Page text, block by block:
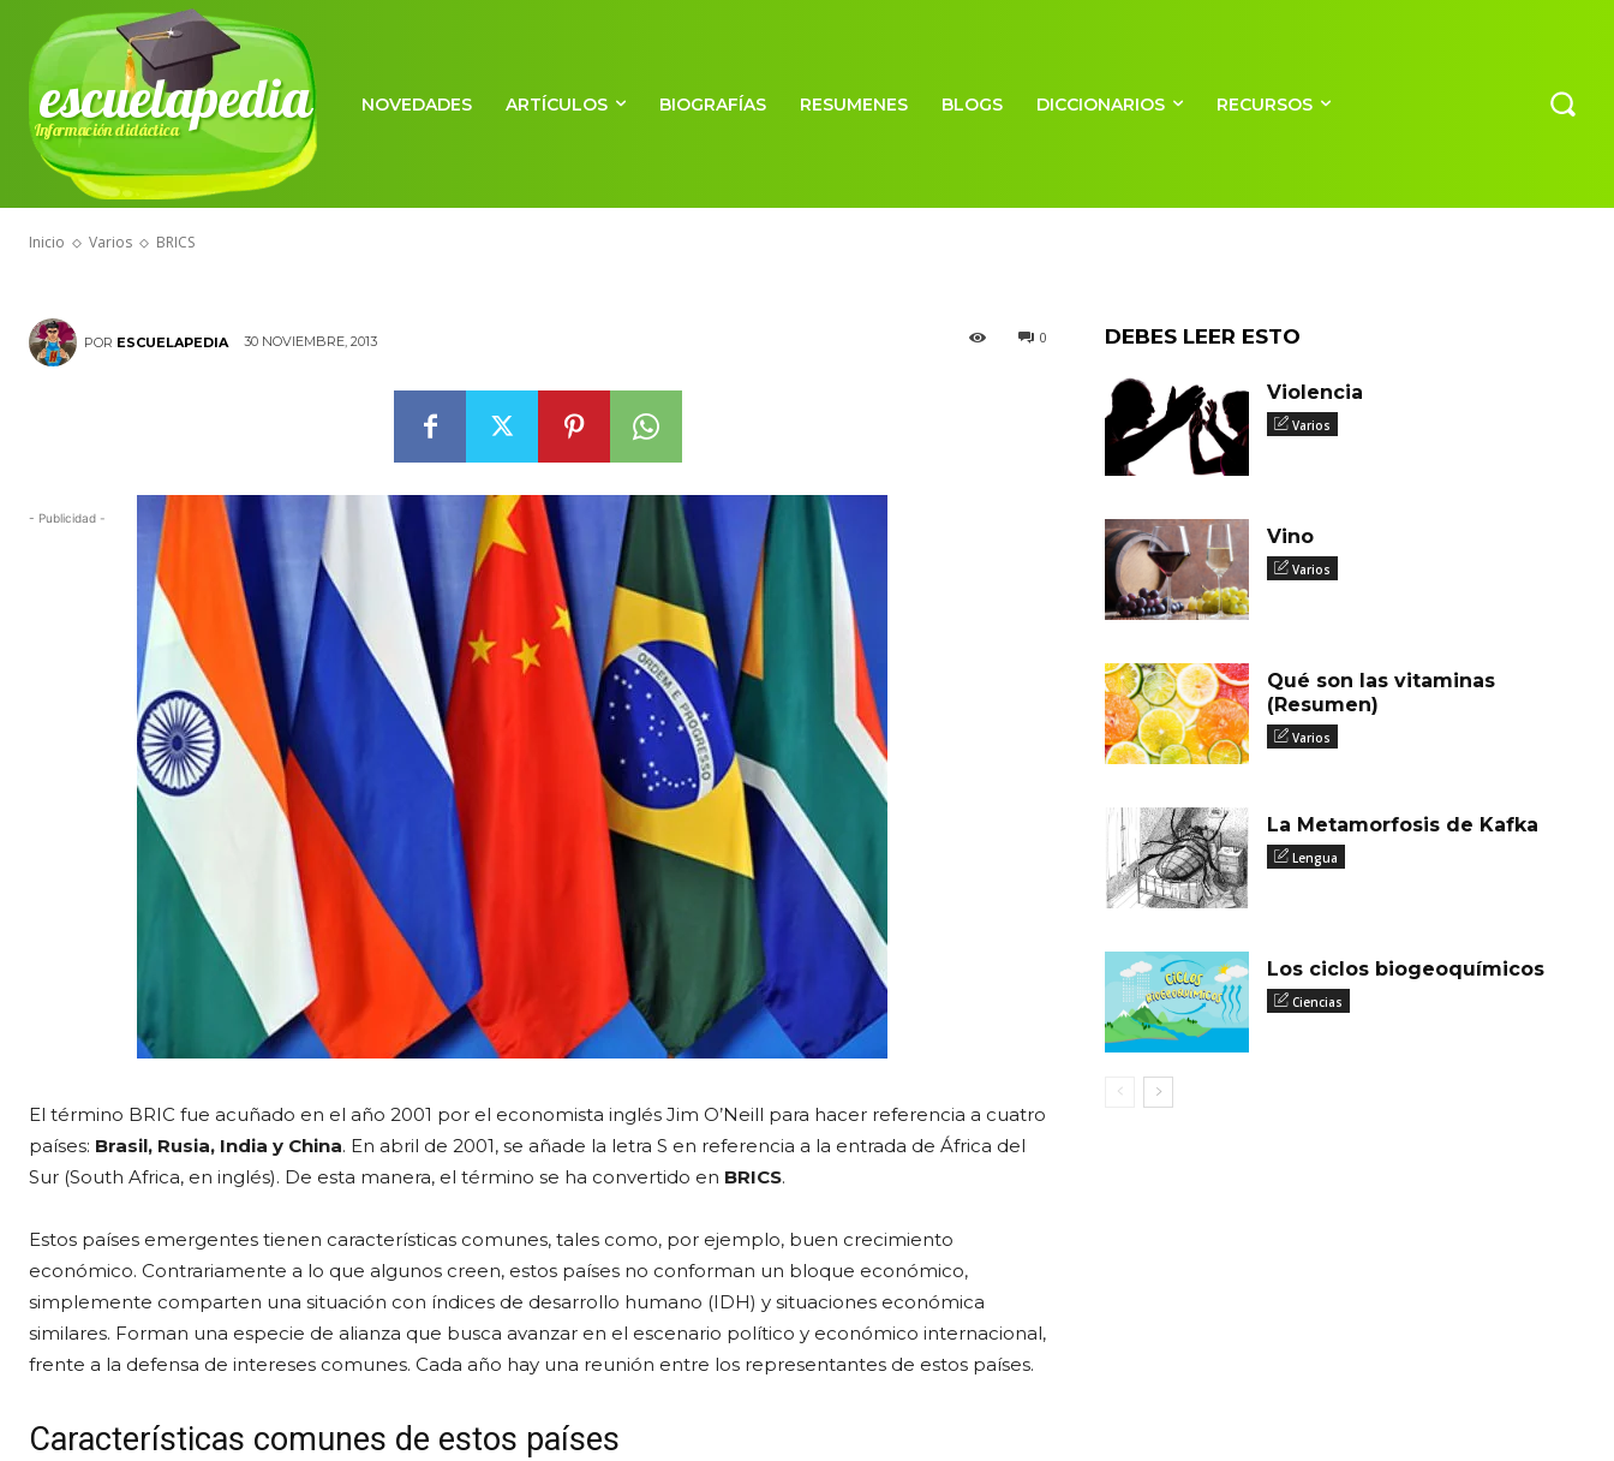
escuelapedia
Información didáctica
NOVEDADES ARTÍCULOS BIOGRAFÍAS RESUMENES BLOGS DICCIONARIOS RECURSOS
Inicio Varios BRICS
VARIOS
BRICS
POR ESCUELAPEDIA 30 NOVIEMBRE, 2013 0
- Publicidad -
El término BRIC fue acuñado en el año 2001 por el economista inglés Jim O’Neill para hacer referencia a cuatro
países: Brasil, Rusia, India y China. En abril de 2001, se añade la letra S en referencia a la entrada de África del
Sur (South Africa, en inglés). De esta manera, el término se ha convertido en BRICS.
Estos países emergentes tienen características comunes, tales como, por ejemplo, buen crecimiento
económico. Contrariamente a lo que algunos creen, estos países no conforman un bloque económico,
simplemente comparten una situación con índices de desarrollo humano (IDH) y situaciones económica
similares. Forman una especie de alianza que busca avanzar en el escenario político y económico internacional,
frente a la defensa de intereses comunes. Cada año hay una reunión entre los representantes de estos países.
Características comunes de estos países
DEBES LEER ESTO
Violencia
Varios
Vino
Varios
Qué son las vitaminas
(Resumen)
Varios
La Metamorfosis de Kafka
Lengua
Los ciclos biogeoquímicos
Ciencias